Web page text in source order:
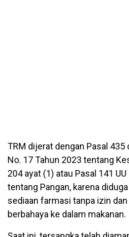
TRM dijerat dengan Pasal 435
No. 17 Tahun 2023 tentang
204 ayat (1) atau Pasal 141
tentang Pangan, karena
sediaan farmasi tanpa izin
berbahaya ke dalam makanan.